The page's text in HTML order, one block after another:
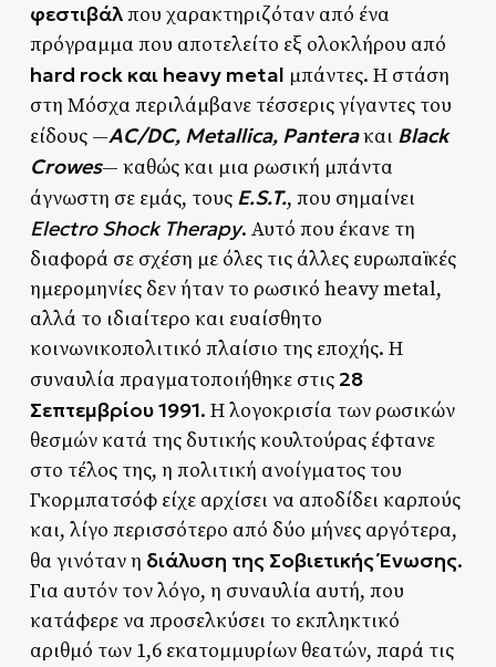
φεστιβάλπου χαρακτηριζόταν από ένα
πρόγραμμα που αποτελείτο εξ ολοκλήρου από
hard rock και heavy metal μπάντες. Η στάση
στη Μόσχα περιλάμβανε τέσσερις γίγαντες του
είδους —AC/DC, Metallica, Panteraκαι Black
Crowes— καθώς και μια ρωσική μπάντα
άγνωστη σε εμάς, τους E.S.T., που σημαίνει
Electro Shock Therapy. Αυτό που έκανε τη
διαφορά σε σχέση με όλες τις άλλες ευρωπαϊκές
ημερομηνίες δεν ήταν το ρωσικό heavy metal,
αλλά το ιδιαίτερο και ευαίσθητο
κοινωνικοπολιτικό πλαίσιο της εποχής. Η
συναυλία πραγματοποιήθηκε στις 28
Σεπτεμβρίου 1991. Η λογοκρισία των ρωσικών
θεσμών κατά της δυτικής κουλτούρας έφτανε
στο τέλος της, η πολιτική ανοίγματος του
Γκορμπατσόφ είχε αρχίσει να αποδίδει καρπούς
και, λίγο περισσότερο από δύο μήνες αργότερα,
θα γινόταν η διάλυση της Σοβιετικής Ένωσης.
Για αυτόν τον λόγο, η συναυλία αυτή, που
κατάφερε να προσελκύσει το εκπληκτικό
αριθμό των 1,6 εκατομμυρίων θεατών, παρά τις